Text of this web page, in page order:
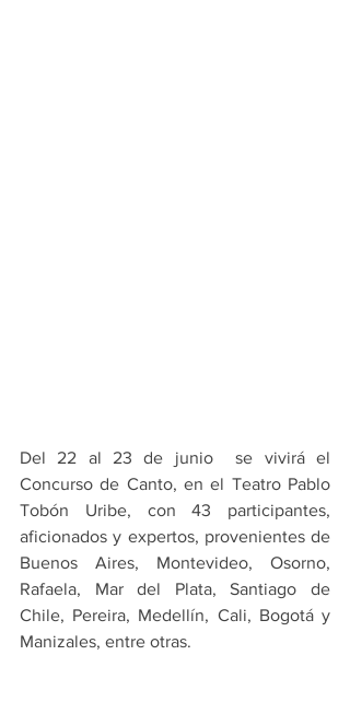
Del 22 al 23 de junio  se vivirá el
Concurso de Canto, en el Teatro Pablo
Tobón Uribe, con 43 participantes,
aficionados y expertos, provenientes de
Buenos Aires, Montevideo, Osorno,
Rafaela, Mar del Plata, Santiago de
Chile, Pereira, Medellín, Cali, Bogotá y
Manizales, entre otras.